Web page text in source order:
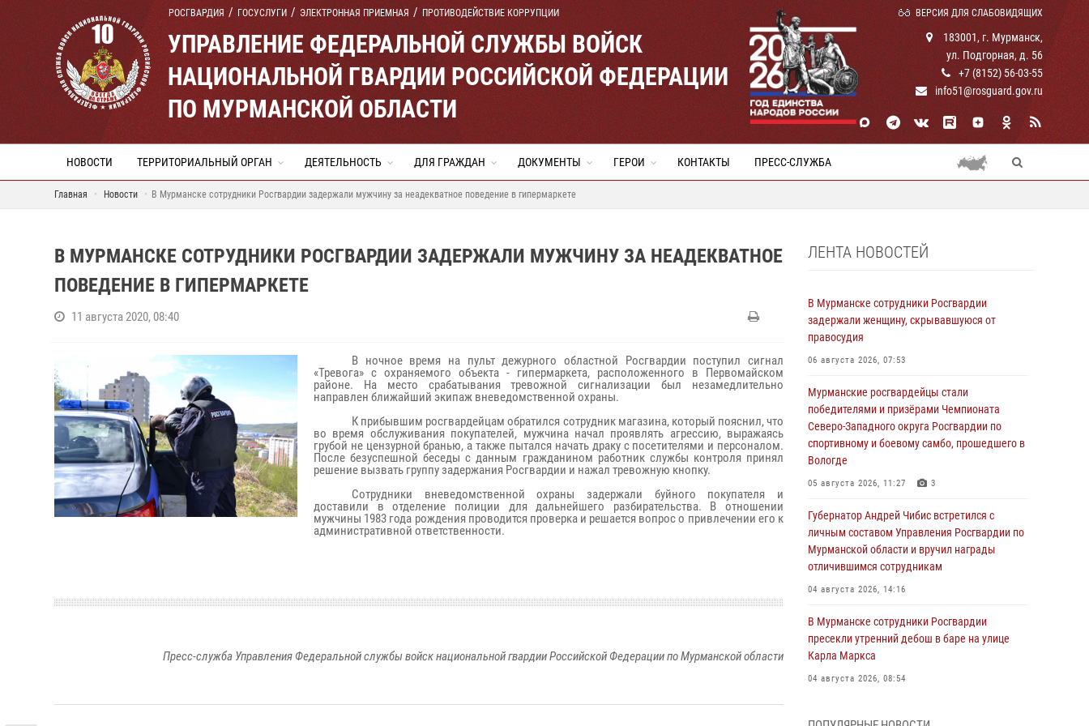
РОСГВАРДИЯ ГОСУСЛУГИ ЭЛЕКТРОННАЯ ПРИЕМНАЯ ПРОТИВОДЕЙСТВИЕ КОРРУПЦИИ ВЕРСИЯ ДЛЯ СЛАБОВИДЯЩИХ
УПРАВЛЕНИЕ ФЕДЕРАЛЬНОЙ СЛУЖБЫ ВОЙСК
НАЦИОНАЛЬНОЙ ГВАРДИИ РОССИЙСКОЙ ФЕДЕРАЦИИ
ПО МУРМАНСКОЙ ОБЛАСТИ
183001, г. Мурманск,
ул. Подгорная, д. 56
+7 (8152) 56-03-55
info51@rosguard.gov.ru
НОВОСТИ ТЕРРИТОРИАЛЬНЫЙ ОРГАН ДЕЯТЕЛЬНОСТЬ ДЛЯ ГРАЖДАН ДОКУМЕНТЫ ГЕРОИ КОНТАКТЫ ПРЕСС-СЛУЖБА
Главная Новости В Мурманске сотрудники Росгвардии задержали мужчину за неадекватное поведение в гипермаркете
В МУРМАНСКЕ СОТРУДНИКИ РОСГВАРДИИ ЗАДЕРЖАЛИ МУЖЧИНУ ЗА НЕАДЕКВАТНОЕ
ПОВЕДЕНИЕ В ГИПЕРМАРКЕТЕ
11 августа 2020, 08:40
В ночное время на пульт дежурного областной Росгвардии поступил сигнал
«Тревога» с охраняемого объекта - гипермаркета, расположенного в Первомайском
районе. На место срабатывания тревожной сигнализации был незамедлительно
направлен ближайший экипаж вневедомственной охраны.
К прибывшим росгвардейцам обратился сотрудник магазина, который пояснил, что
во время обслуживания покупателей, мужчина начал проявлять агрессию, выражаясь
грубой не цензурной бранью, а также пытался начать драку с посетителями и персоналом.
После безуспешной беседы с данным гражданином работник службы контроля принял
решение вызвать группу задержания Росгвардии и нажал тревожную кнопку.
Сотрудники вневедомственной охраны задержали буйного покупателя и
доставили в отделение полиции для дальнейшего разбирательства. В отношении
мужчины 1983 года рождения проводится проверка и решается вопрос о привлечении его к
административной ответственности.
Пресс-служба Управления Федеральной службы войск национальной гвардии Российской Федерации по Мурманской области
ЛЕНТА НОВОСТЕЙ
В Мурманске сотрудники Росгвардии
задержали женщину, скрывавшуюся от
правосудия
06 августа 2026, 07:53
Мурманские росгвардейцы стали
победителями и призёрами Чемпионата
Северо-Западного округа Росгвардии по
спортивному и боевому самбо, прошедшего в
Вологде
05 августа 2026, 11:27 3
Губернатор Андрей Чибис встретился с
личным составом Управления Росгвардии по
Мурманской области и вручил награды
отличившимся сотрудникам
04 августа 2026, 14:16
В Мурманске сотрудники Росгвардии
пресекли утренний дебош в баре на улице
Карла Маркса
04 августа 2026, 08:54